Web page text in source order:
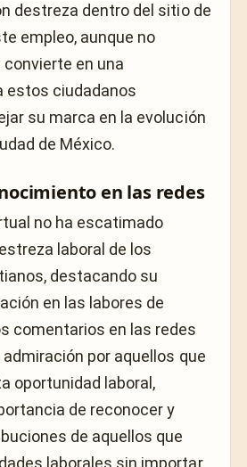
destreza dentro del sitio de
empleo, aunque no
en una
estos ciudadanos
su marca en la evolución
de México.
en las redes
no ha escatimado
laboral de los
destacando su
en las labores de
comentarios en las redes
por aquellos que
oportunidad laboral,
de reconocer y
de aquellos que